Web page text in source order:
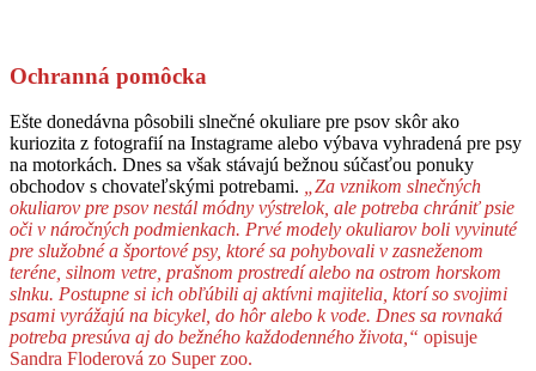
Ochranná pomôcka
Ešte donedávna pôsobili slnečné okuliare pre psov skôr ako
kuriozita z fotografií na Instagrame alebo výbava vyhradená pre psy
na motorkách. Dnes sa však stávajú bežnou súčasťou ponuky
obchodov s chovateľskými potrebami.
„Za vznikom slnečných
okuliarov pre psov nestál módny výstrelok, ale potreba chrániť psie
oči v náročných podmienkach. Prvé modely okuliarov boli vyvinuté
pre služobné a športové psy, ktoré sa pohybovali v zasneženom
teréne, silnom vetre, prašnom prostredí alebo na ostrom horskom
slnku. Postupne si ich obľúbili aj aktívni majitelia, ktorí so svojimi
psami vyrážajú na bicykel, do hôr alebo k vode. Dnes sa rovnaká
potreba presúva aj do bežného každodenného života,“ opisuje
Sandra Floderová zo Super zoo.